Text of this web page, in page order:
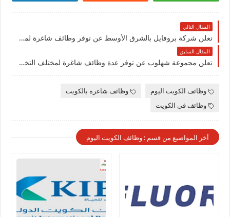
المقال التالي
تعلن شركة بروفايل بالشرق الأوسط عن توفر وظائف شاغرة لمختلف التخصصات في الكويت
المقال السابق
تعلن مجموعة شهلوب عن توفر عدة وظائف شاغرة لمختلف التخصصات للرجال والنساء بالكويت
وظائف الكويت اليوم
وظائف شاغرة بالكويت
وظائف في الكويت
أخر المواضيع من قسم : وظائف الكويت اليوم